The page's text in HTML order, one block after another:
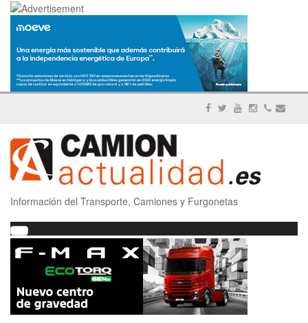
Información del Transporte, Camiones y Furgonetas